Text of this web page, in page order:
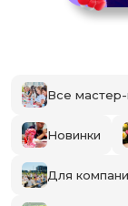
Все
Новинки
Для